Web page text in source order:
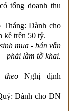
tổng doanh thu
Dành cho
kề trên 50 tỷ.
mua - bán vẫn
phải làm tờ khai.
theoNghị định
Dành cho DN